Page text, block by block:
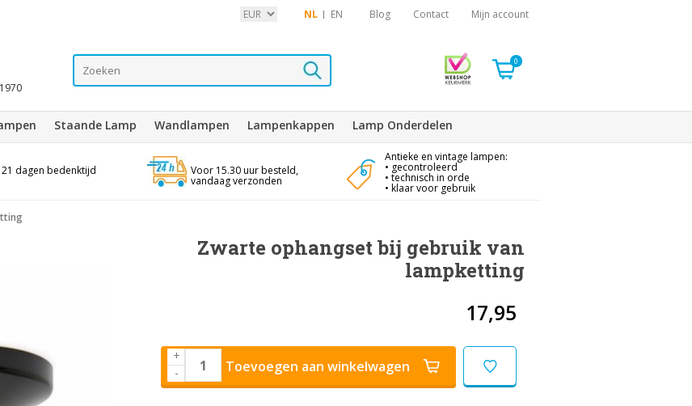
NL EN Blog Contact Mijn account
0
Staande Lamp Wandlampen Lampenkappen Lamp Onderdelen
21 dagen bedenktijd Voor 15.30 uur besteld,
vandaag verzonden
Antieke en vintage lampen:
• gecontroleerd
• technisch in orde
• klaar voor gebruik
Zwarte ophangset bij gebruik van
lampketting
17,95
+
-
Toevoegen aan winkelwagen